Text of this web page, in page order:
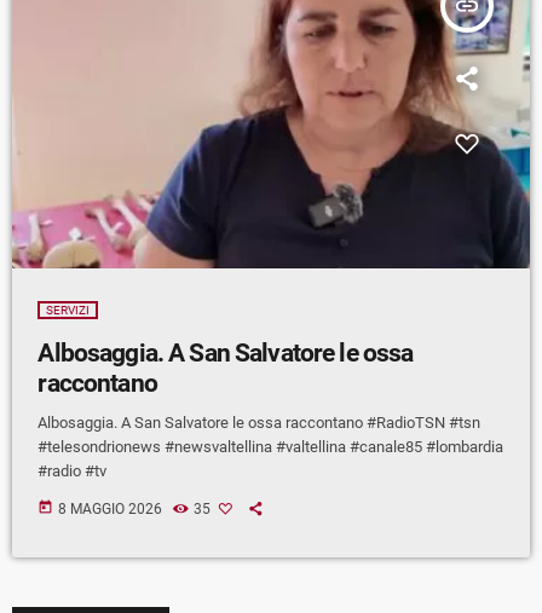
insert_link
SERVIZI
Albosaggia. A San Salvatore le ossa
raccontano
Albosaggia. A San Salvatore le ossa raccontano #RadioTSN #tsn
#telesondrionews #newsvaltellina #valtellina #canale85 #lombardia
#radio #tv
today 8 MAGGIO 2026 35